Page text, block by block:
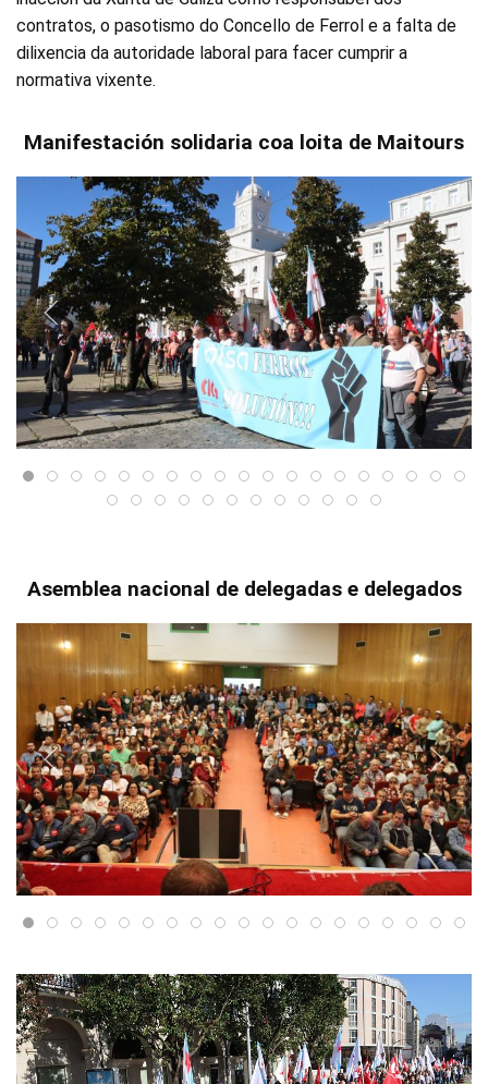
contratos, o pasotismo do Concello de Ferrol e a falta de
dilixencia da autoridade laboral para facer cumprir a
normativa vixente.
Manifestación solidaria coa loita de Maitours
Asemblea nacional de delegadas e delegados